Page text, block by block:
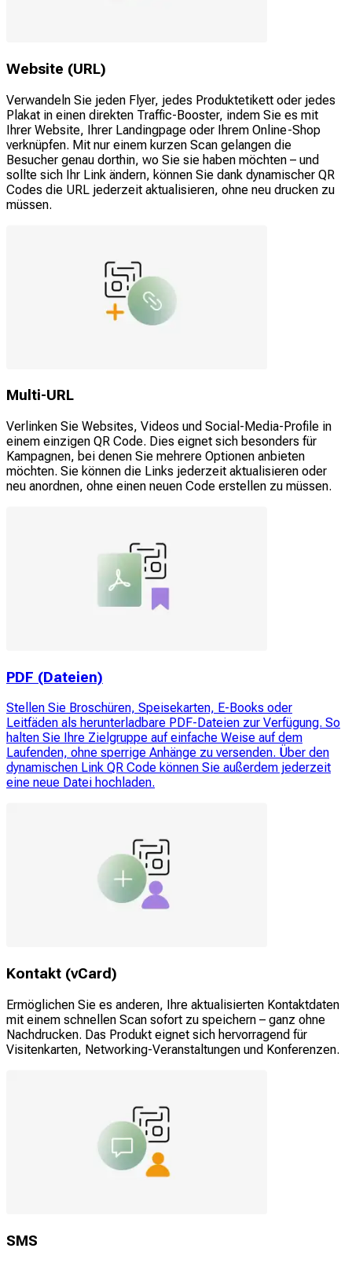
Website (URL)
Verwandeln Sie jeden Flyer, jedes Produktetikett oder jedes
Plakat in einen direkten Traffic-Booster, indem Sie es mit
Ihrer Website, Ihrer Landingpage oder Ihrem Online-Shop
verknüpfen. Mit nur einem kurzen Scan gelangen die
Besucher genau dorthin, wo Sie sie haben möchten – und
sollte sich Ihr Link ändern, können Sie dank dynamischer QR
Codes die URL jederzeit aktualisieren, ohne neu drucken zu
müssen.
Multi-URL
Verlinken Sie Websites, Videos und Social-Media-Profile in
einem einzigen QR Code. Dies eignet sich besonders für
Kampagnen, bei denen Sie mehrere Optionen anbieten
möchten. Sie können die Links jederzeit aktualisieren oder
neu anordnen, ohne einen neuen Code erstellen zu müssen.
PDF (Dateien)
Stellen Sie Broschüren, Speisekarten, E-Books oder
Leitfäden als herunterladbare PDF-Dateien zur Verfügung. So
halten Sie Ihre Zielgruppe auf einfache Weise auf dem
Laufenden, ohne sperrige Anhänge zu versenden. Über den
dynamischen Link QR Code können Sie außerdem jederzeit
eine neue Datei hochladen.
Kontakt (vCard)
Ermöglichen Sie es anderen, Ihre aktualisierten Kontaktdaten
mit einem schnellen Scan sofort zu speichern – ganz ohne
Nachdrucken. Das Produkt eignet sich hervorragend für
Visitenkarten, Networking-Veranstaltungen und Konferenzen.
SMS